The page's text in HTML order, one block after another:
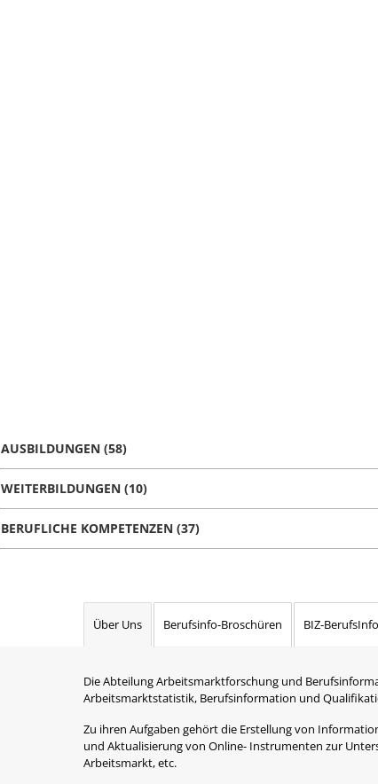
AUSBILDUNGEN (58)
WEITERBILDUNGEN (10)
BERUFLICHE KOMPETENZEN (37)
Über Uns Berufsinfo-Broschüren BIZ-
Die Abteilung Arbeitsmarktforschung und
Arbeitsmarktstatistik, Berufsinformation und
Zu ihren Aufgaben gehört die Erstellung von
und Aktualisierung von Online- Instrumenten zur
Arbeitsmarkt, etc.